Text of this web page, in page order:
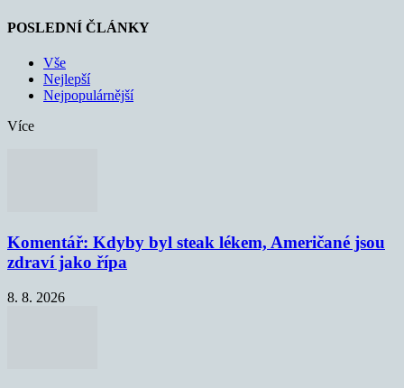
POSLEDNÍ ČLÁNKY
Vše
Nejlepší
Nejpopulárnější
Více
Komentář: Kdyby byl steak lékem, Američané jsou
zdraví jako řípa
8. 8. 2026